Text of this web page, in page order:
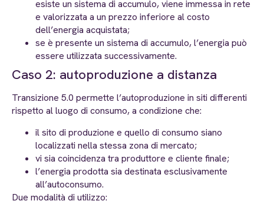
esiste un sistema di accumulo, viene immessa in rete
e valorizzata a un prezzo inferiore al costo
dell’energia acquistata;
se è presente un sistema di accumulo, l’energia può
essere utilizzata successivamente.
Caso 2: autoproduzione a distanza
Transizione 5.0 permette l’autoproduzione in siti differenti
rispetto al luogo di consumo, a condizione che:
il sito di produzione e quello di consumo siano
localizzati nella stessa zona di mercato;
vi sia coincidenza tra produttore e cliente finale;
l’energia prodotta sia destinata esclusivamente
all’autoconsumo.
Due modalità di utilizzo: